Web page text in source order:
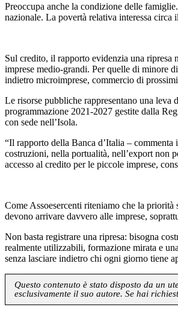
Preoccupa anche la condizione delle
nazionale. La povertà relativa interessa
Sul credito, il rapporto evidenzia una ripresa
imprese medio-grandi. Per quelle di minore
indietro microimprese, commercio di
Le risorse pubbliche rappresentano una
programmazione 2021-2027 gestite dalla
con sede nell’Isola.
“Il rapporto della Banca d’Italia –
costruzioni, nella portualità, nell’export non
accesso al credito per le piccole imprese,
Come Assoesercenti riteniamo che la
devono arrivare davvero alle imprese,
Non basta registrare una ripresa: bisogna
realmente utilizzabili, formazione mirata e
senza lasciare indietro chi ogni giorno tiene
Questo contenuto è stato disposto da un
esclusivamente il suo autore. Se hai